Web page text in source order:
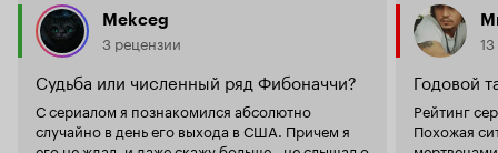
Mekceg
3 рецензии
Судьба или численный ряд Фибоначчи?
С сериалом я познакомился абсолютно
случайно в день его выхода в США. Причем я
Годовой
Рейтинг
Похожая